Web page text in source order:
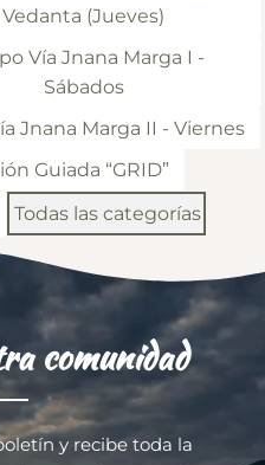
Vedanta (Jueves)
Vía Jnana Marga I -
Sábados
Jnana Marga II - Viernes
Guiada “GRID”
Todas las categorías
comunidad
y recibe toda la